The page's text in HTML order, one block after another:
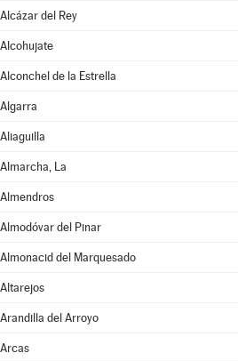
Alcázar del Rey
Alcohujate
Alconchel de la Estrella
Algarra
Aliaguilla
Almarcha, La
Almendros
Almodóvar del Pinar
Almonacid del Marquesado
Altarejos
Arandilla del Arroyo
Arcas